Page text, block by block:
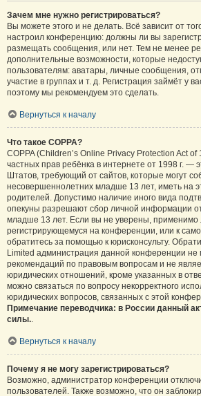
Зачем мне нужно регистрироваться?
Вы можете этого и не делать. Всё зависит от
настроил конференцию: должны ли вы
размещать сообщения, или нет. Тем не менее
дополнительные возможности, которые
пользователям: аватары, личные сообщения,
участие в группах и т. д. Регистрация займёт у
поэтому мы рекомендуем это сделать.
Вернуться к началу
Что такое COPPA?
COPPA (Children’s Online Privacy Protection Act
частных прав ребёнка в интернете от 1998 г. —
Штатов, требующий от сайтов, которые могут
несовершеннолетних младше 13 лет, иметь на
родителей. Допустимо наличие иного вида
опекуны разрешают сбор личной информации
младше 13 лет. Если вы не уверены, применимо
регистрирующемуся на конференции, или к
обратитесь за помощью к юрисконсульту.
Limited администрация данной конференции не
рекомендаций по правовым вопросам и не
юридических отношений, кроме указанных в
можно связаться по вопросу некорректного
юридических вопросов, связанных с этой
Примечание переводчика: в России данный
силы..
Вернуться к началу
Почему я не могу зарегистрироваться?
Возможно, администратор конференции
пользователей. Также возможно, что он